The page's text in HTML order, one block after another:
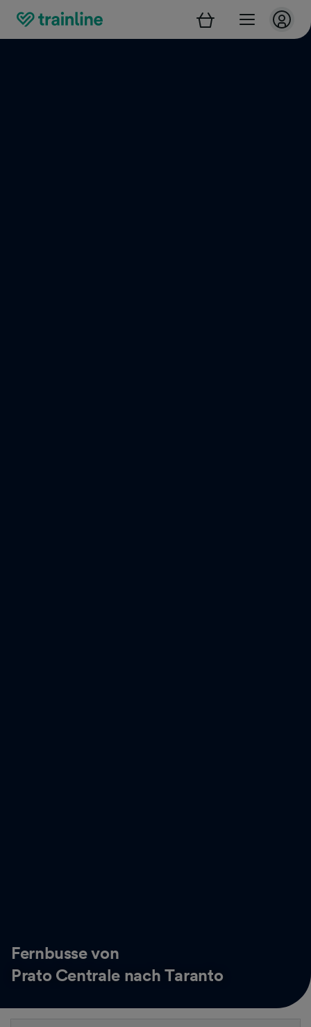
Fernbusse von
Prato Centrale nach Taranto